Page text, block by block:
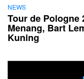
NEWS
Tour de Pologne
Menang, Bart
Kuning